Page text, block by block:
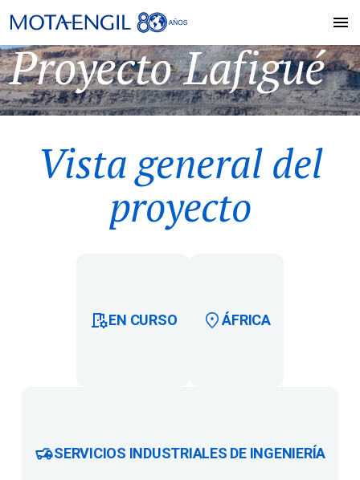
Proyecto Lafigué
Vista general del
proyecto
EN CURSO ÁFRICA
SERVICIOS INDUSTRIALES DE INGENIERÍA